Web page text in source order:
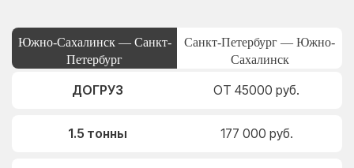
Южно-Сахалинск — Санкт-
Петербург
Санкт-Петербург — Южно-
Сахалинск
ДОГРУЗ ОТ 45000 руб.
1.5 тонны 177 000 руб.